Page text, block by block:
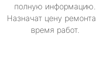
полную информацию.
Назначат цену
время работ.